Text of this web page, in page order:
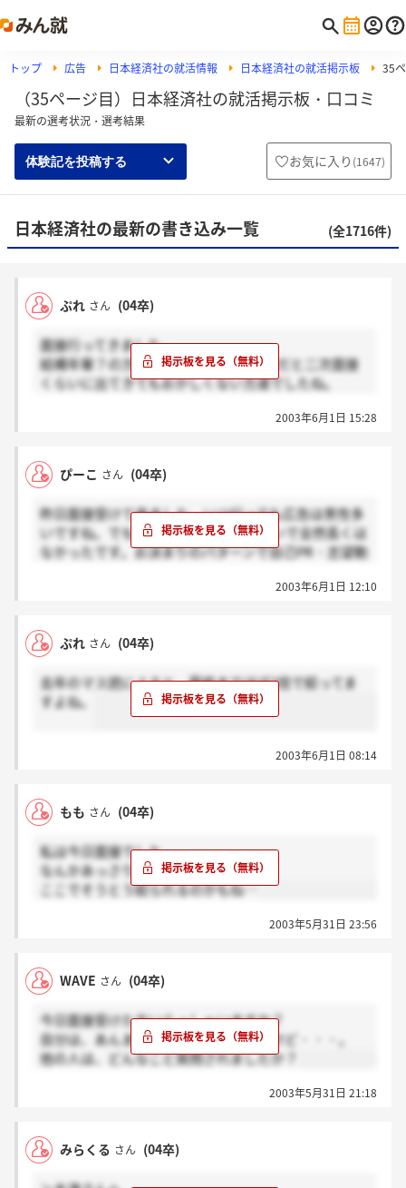
トップ 広告 日本経済社の就活情報 日本経済社の就活掲示板 35
（35ページ目）日本経済社の就活掲示板・口コミ
最新の選考状況・選考結果
体験記を投稿する お気に入り (1647)
日本経済社の最新の書き込み一覧 (全1716件)
ぷれ さん (04卒)
面接行ってきました。
結構年輩？の方4人の面接で、他の会社だと二次面接
くらいに出てきてもおかしくない方達でしたね。
連絡っていつまででしたっけ？13日くらいですよね？
2003年6月1日 15:28
ぴーこ さん (04卒)
昨日面接受けて来ました。いつ行っても広告は男性多
いですね。でも私も前の人も10分くらいで全然長くは
なかったです。お決まりのパターンで自己PR・志望動
最後に最近気になったニュースを聞かれました。
ここでどのくらい絞るんでしょうね。筆記は二次の後
っぽいし不安ですが、社員の方の雰囲気は良くて志望
2003年6月1日 12:10
ぷれ さん (04卒)
去年のマス読によると、最終までほぼ2倍で絞ってま
すよね。
2003年6月1日 08:14
もも さん (04卒)
私は今日面接でした。
なんかあっさりしてて落ちそう。
ここでそうとう絞られるのかもね…
2003年5月31日 23:56
WAVE さん (04卒)
今日面接受けた方いらっしゃいますか？
自分は、あんまり聞かれなかったんだけど・・・。
他の人は、どんなこと質問されましたか？
2003年5月31日 21:18
みらくる さん (04卒)